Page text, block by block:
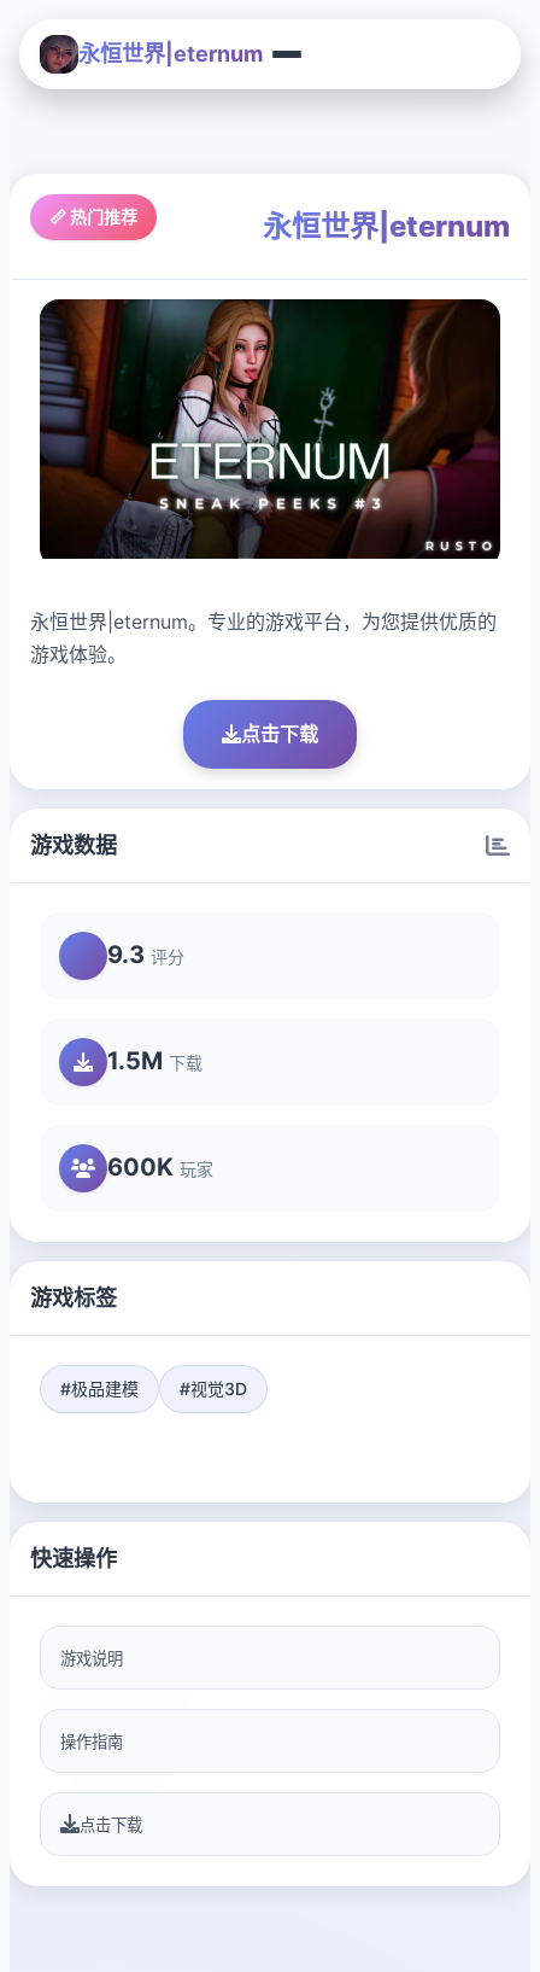
永恒世界|eternum
📏 热门推荐 永恒世界|eternum
永恒世界|eternum。专业的游戏平台，为您提供优质的
游戏体验。
点击下载
游戏数据
9.3 评分
1.5M 下载
600K 玩家
游戏标签
#极品建模 #视觉3D
快速操作
游戏说明
操作指南
点击下载